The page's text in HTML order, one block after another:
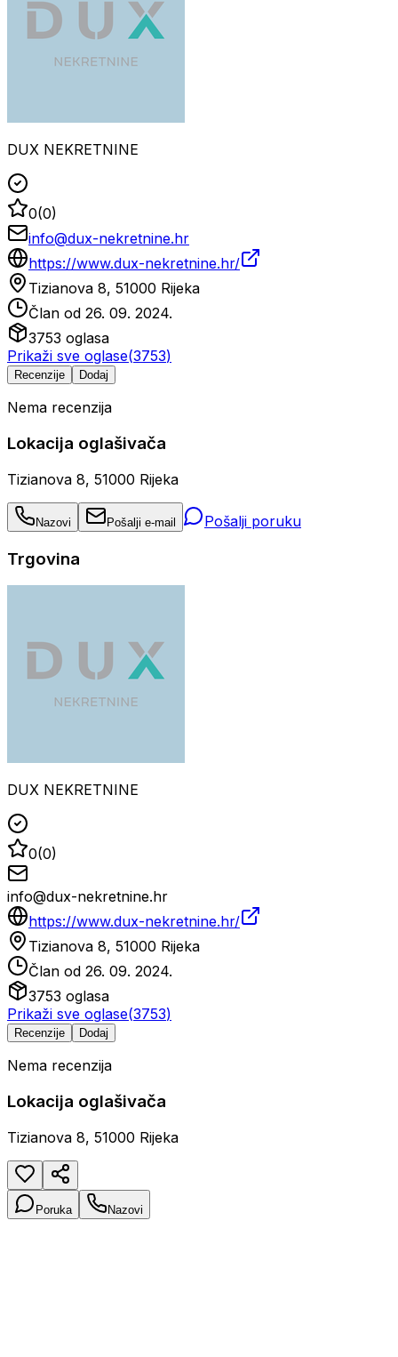
DUX NEKRETNINE
0(0)
info@dux-nekretnine.hr
https://www.dux-nekretnine.hr/
Tizianova 8, 51000 Rijeka
Član od 26. 09. 2024.
3753 oglasa
Prikaži sve oglase(3753)
Recenzije Dodaj
Nema recenzija
Lokacija oglašivača
Tizianova 8, 51000 Rijeka
Nazovi Pošalji e-mail Pošalji poruku
Trgovina
DUX NEKRETNINE
0(0)
info@dux-nekretnine.hr
https://www.dux-nekretnine.hr/
Tizianova 8, 51000 Rijeka
Član od 26. 09. 2024.
3753 oglasa
Prikaži sve oglase(3753)
Recenzije Dodaj
Nema recenzija
Lokacija oglašivača
Tizianova 8, 51000 Rijeka
Poruka Nazovi